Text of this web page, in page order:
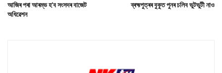
আজিৰ পৰা আৰম্ভ হ’ব সংসদৰ বাজেট
অধিৱেশন
ব্ৰহ্মপুত্ৰৰ বুকুত পুনৰ চলিব ভুটভুটী নাও